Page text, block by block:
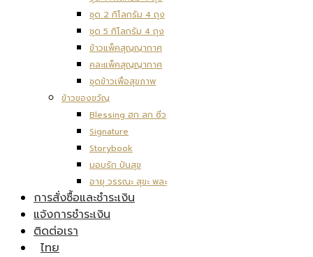
ชุด 2 กิโลกรัม 4 ถุง
ชุด 5 กิโลกรัม 4 ถุง
ข้าวแพ็คสุญญากาศ
คละแพ็คสุญญากาศ
ชุดข้าวเพื่อสุขภาพ
ข้าวของขวัญ
Blessing ฮก ลก ซิ่ว
Signature
Storybook
มอบรัก ปันสุข
อายุ วรรณะ สุขะ พละ
การสั่งซื้อและชำระเงิน
แจ้งการชำระเงิน
ติดต่อเรา
ไทย